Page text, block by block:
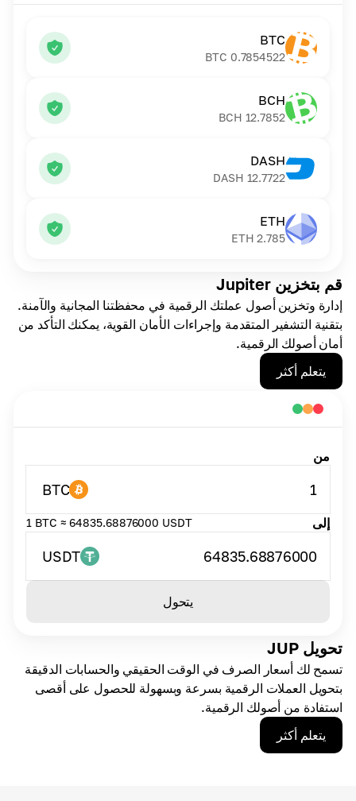
قم بتخزين Jupiter
إدارة وتخزين أصول عملتك الرقمية في محفظتنا المجانية والآمنة.
بتقنية التشفير المتقدمة وإجراءات الأمان القوية، يمكنك التأكد من
أمان أصولك الرقمية.
يتعلم أكثر
BTC
0.7854522
BTC
BCH
12.7852
BCH
DASH
12.7722
DASH
ETH
2.785
ETH
تحويل JUP
تسمح لك أسعار الصرف في الوقت الحقيقي والحسابات الدقيقة
بتحويل العملات الرقمية بسرعة وبسهولة للحصول على أقصى
استفادة من أصولك الرقمية.
يتعلم أكثر
من
1
BTC
إلى 1 BTC ≈ 64835.68876000 USDT
64835.68876000
USDT
يتحول